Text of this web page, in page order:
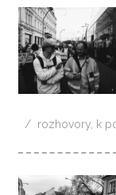
rozhovory k